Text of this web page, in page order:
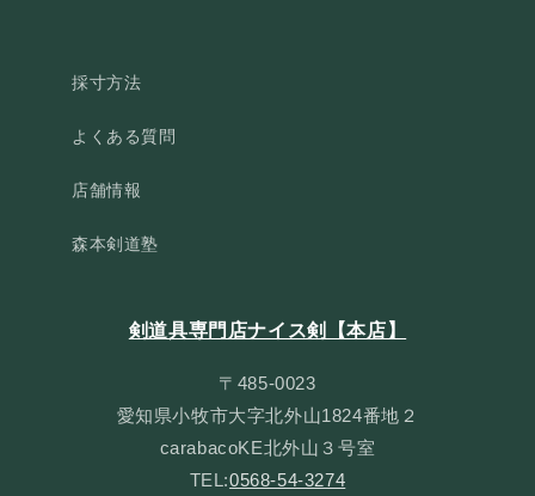
採寸方法
よくある質問
店舗情報
森本剣道塾
剣道具専門店ナイス剣【本店】
〒485-0023
愛知県小牧市大字北外山1824番地２
carabacoKE北外山３号室
TEL:0568-54-3274